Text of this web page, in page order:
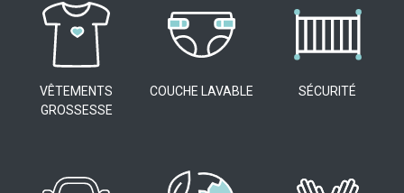
VÊTEMENTS
GROSSESSE
COUCHE LAVABLE SÉCURITÉ